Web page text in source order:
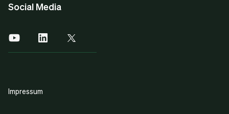
Social Media
Impressum